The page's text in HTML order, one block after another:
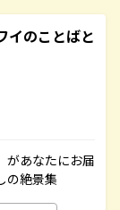
イのことばと
があなたにお届
の絶景集